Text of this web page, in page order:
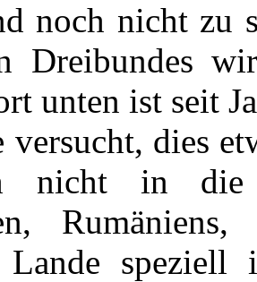
noch nicht zu
Dreibundes
unten ist seit
versucht, dies
nicht in die
Lande